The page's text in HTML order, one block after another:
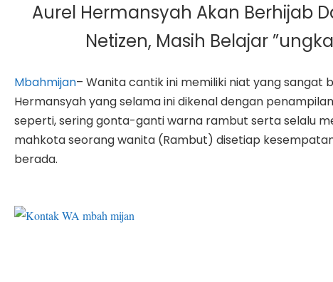
Aurel Hermansyah Akan Berhijab
Netizen, Masih Belajar
Mbahmijan– Wanita cantik ini memiliki niat yang sangat
Hermansyah yang selama ini dikenal dengan
seperti, sering gonta-ganti warna rambut serta selalu
mahkota seorang wanita (Rambut) disetiap
berada.